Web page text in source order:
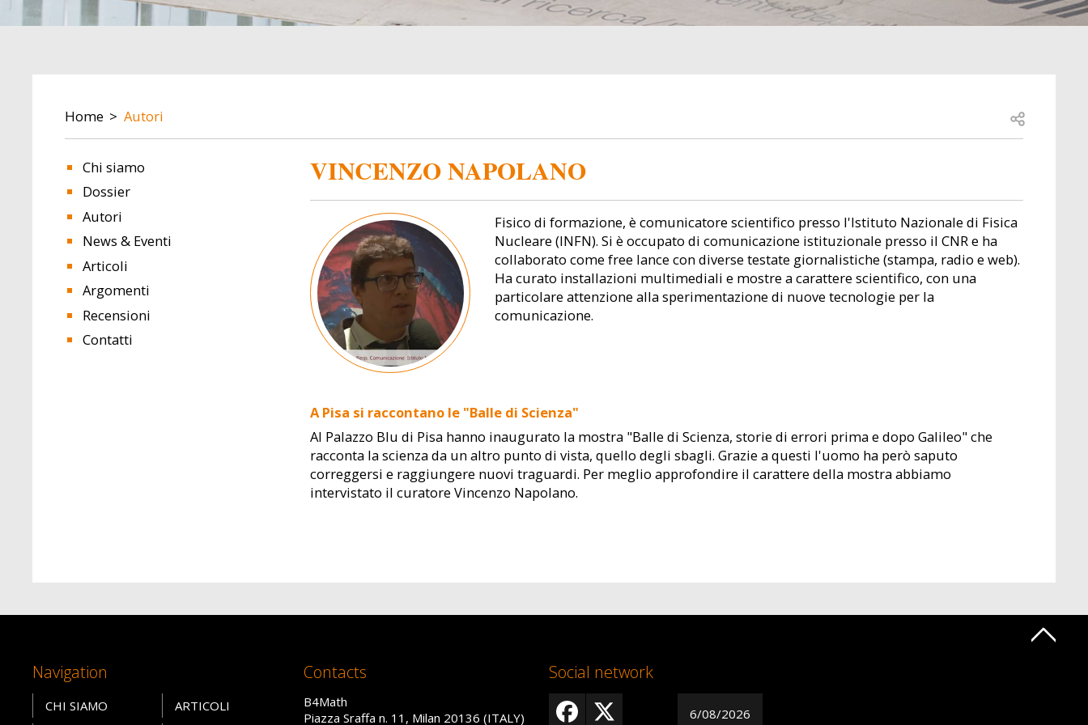
BREADCRUMB
Home Autori Open share
Chi siamo
Dossier
Autori
News & Eventi
Articoli
Argomenti
Recensioni
Contatti
VINCENZO NAPOLANO
Image
Fisico di formazione, è comunicatore scientifico presso l'Istituto Nazionale di Fisica
Nucleare (INFN). Si è occupato di comunicazione istituzionale presso il CNR e ha
collaborato come free lance con diverse testate giornalistiche (stampa, radio e web).
Ha curato installazioni multimediali e mostre a carattere scientifico, con una
particolare attenzione alla sperimentazione di nuove tecnologie per la
comunicazione.
A Pisa si raccontano le "Balle di Scienza"
Al Palazzo Blu di Pisa hanno inaugurato la mostra "Balle di Scienza, storie di errori prima e dopo Galileo" che
racconta la scienza da un altro punto di vista, quello degli sbagli. Grazie a questi l'uomo ha però saputo
correggersi e raggiungere nuovi traguardi. Per meglio approfondire il carattere della mostra abbiamo
intervistato il curatore Vincenzo Napolano.
Navigation
CHI SIAMO ARTICOLI
Contacts
B4Math
Piazza Sraffa n. 11, Milan 20136 (ITALY)
Social network
6/08/2026